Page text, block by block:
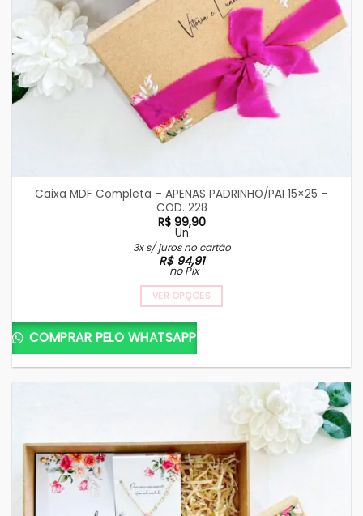
Caixa MDF Completa – APENAS PADRINHO/PAI 15×25 –
COD. 228
R$99,90
Un
3x s/ juros no cartão
R$94,91
no Pix
VER OPÇÕES
COMPRAR PELO WHATSAPP